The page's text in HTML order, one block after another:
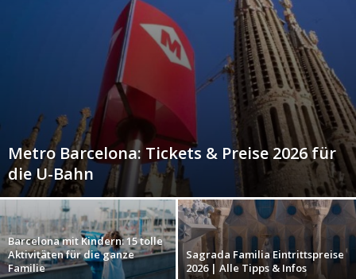
Metro Barcelona: Tickets & Preise 2026 für
die U-Bahn
Barcelona mit Kindern: 15 tolle
Aktivitäten für die ganze
Familie
Sagrada Familia Eintrittspreise
2026 | Alle Tipps & Infos